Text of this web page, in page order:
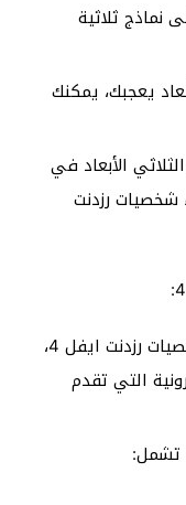
نماذج ثلاثية
يعجبك، يمكنك
الأبعاد في
شخصيات رزدنت
إذا كنت تبحث عن تحميل صور لشخصيات رزدنت ايفل 4،
التي تقدم
تشمل: